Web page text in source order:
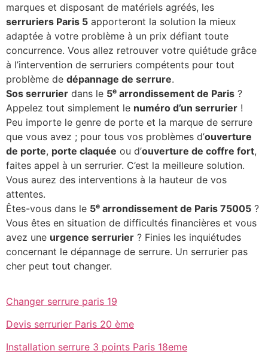
marques et disposant de matériels agréés, les
serruriers Paris 5 apporteront la solution la mieux
adaptée à votre problème à un prix défiant toute
concurrence. Vous allez retrouver votre quiétude grâce
à l’intervention de serruriers compétents pour tout
problème de dépannage de serrure.
Sos serrurier dans le 5e arrondissement de Paris ?
Appelez tout simplement le numéro d’un serrurier !
Peu importe le genre de porte et la marque de serrure
que vous avez ; pour tous vos problèmes d’ouverture
de porte, porte claquée ou d’ouverture de coffre fort,
faites appel à un serrurier. C’est la meilleure solution.
Vous aurez des interventions à la hauteur de vos
attentes.
Êtes-vous dans le 5e arrondissement de Paris 75005 ?
Vous êtes en situation de difficultés financières et vous
avez une urgence serrurier ? Finies les inquiétudes
concernant le dépannage de serrure. Un serrurier pas
cher peut tout changer.
Changer serrure paris 19
Devis serrurier Paris 20 ème
Installation serrure 3 points Paris 18eme